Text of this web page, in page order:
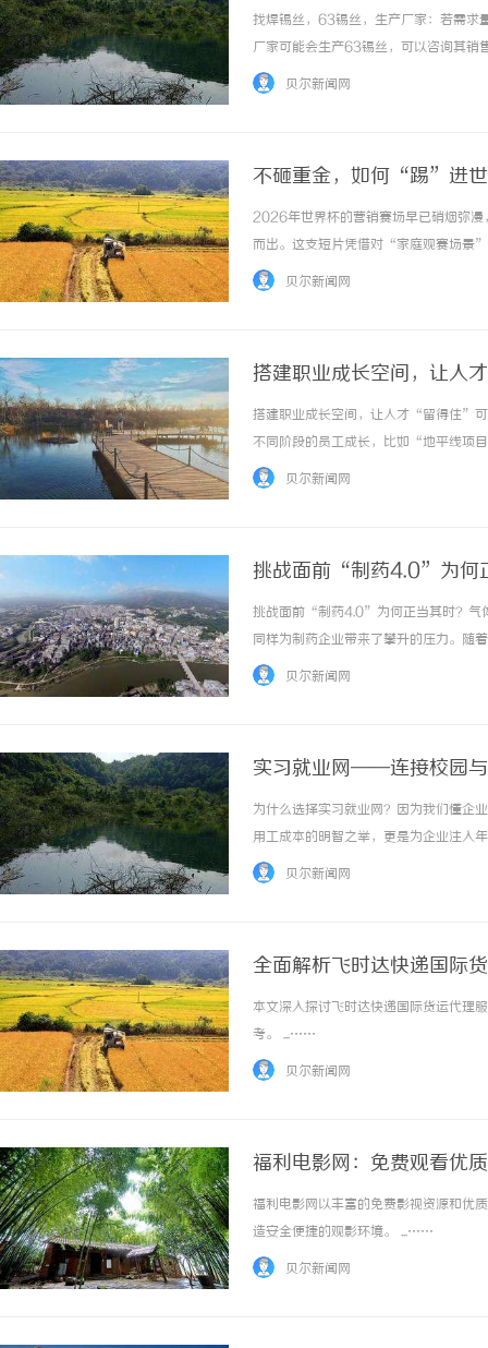
一焊锡球
找焊锡丝，63锡丝，生产厂家：若需求
厂家可能会生产63锡丝，可以咨询其
贝尔新闻网
不砸重金，如何“踢”进
事营销
2026年世界杯的营销赛场早已硝烟弥
而出。这支短片凭借对“家庭观赛场
心智中牢牢绑定。其背后的策略逻辑，
贝尔新闻网
搭建职业成长空间，让人
搭建职业成长空间，让人才“留得住”
不同阶段的员工成长，比如“地平线
领导者梯队建设。同时，以完善的技能
贝尔新闻网
挑战面前“制药4.0”为何
挑战面前“制药4.0”为何正当其时？气
同样为制药企业带来了攀升的压力。随
经验传承却面临断层风险；而运营成本
贝尔新闻网
实习就业网——连接校园
为什么选择实习就业网？因为我们懂企
用工成本的明智之举，更是为企业注入
堂，更是正式迈入职场不可或缺的“踏
贝尔新闻网
全面解析飞时达快递国际
本文深入探讨飞时达快递国际货运代理
考。 ...……
贝尔新闻网
福利电影网：免费观看优
福利电影网以丰富的免费影视资源和优
造安全便捷的观影环境。 ...……
贝尔新闻网